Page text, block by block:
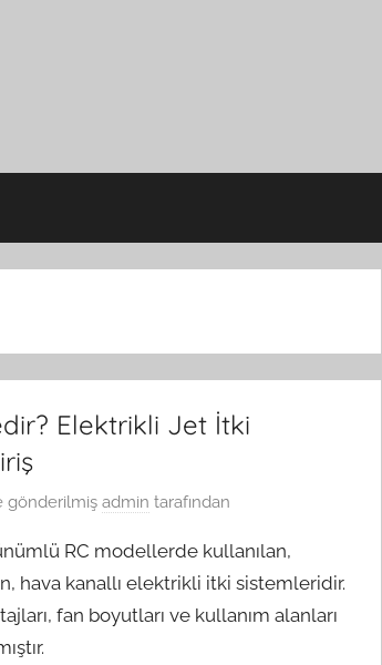
Elektrikli Jet İtki
gönderilmiş admin tarafından
RC modellerde kullanılan,
hava kanallı elektrikli itki sistemleridir.
fan boyutları ve kullanım alanları